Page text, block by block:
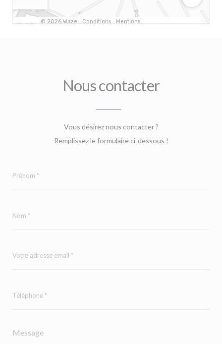
Nous contacter
Vous désirez nous contacter ?
Remplissez le formulaire ci-dessous !